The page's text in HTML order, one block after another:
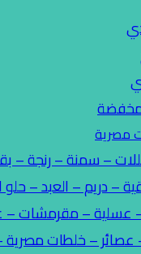
مصرية
– سمنة – رنجة –
– دريم – العبد – حلو
عسلية – مقرمشات
– خلطات مصرية